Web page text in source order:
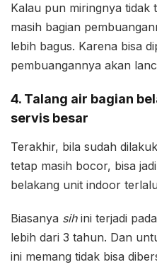
Kalau pun miringnya tidak
masih bagian
lebih bagus. Karena bisa
pembuangannya akan
4. Talang air bagian
servis besar
Terakhir, bila sudah
tetap masih bocor, bisa
belakang unit indoor
Biasanya sihini terjadi
lebih dari 3 tahun. Dan
ini memang tidak bisa